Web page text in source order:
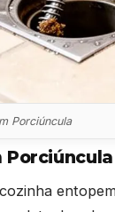
Porciúncula
Porciúncula